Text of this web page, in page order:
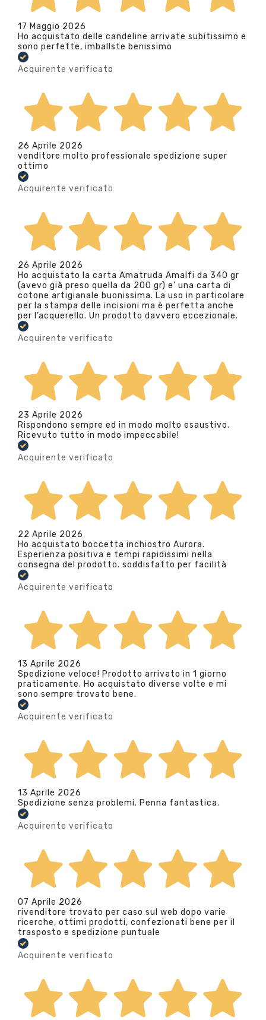
17 Maggio 2026
Ho acquistato delle candeline arrivate subitissimo e
sono perfette, imballste benissimo
Acquirente verificato
26 Aprile 2026
venditore molto professionale spedizione super
ottimo
Acquirente verificato
26 Aprile 2026
Ho acquistato la carta Amatruda Amalfi da 340 gr
(avevo già preso quella da 200 gr) e’ una carta di
cotone artigianale buonissima. La uso in particolare
per la stampa delle incisioni ma è perfetta anche
per l’acquerello. Un prodotto davvero eccezionale.
Acquirente verificato
23 Aprile 2026
Rispondono sempre ed in modo molto esaustivo.
Ricevuto tutto in modo impeccabile!
Acquirente verificato
22 Aprile 2026
Ho acquistato boccetta inchiostro Aurora.
Esperienza positiva e tempi rapidissimi nella
consegna del prodotto. soddisfatto per facilità
Acquirente verificato
13 Aprile 2026
Spedizione veloce! Prodotto arrivato in 1 giorno
praticamente. Ho acquistato diverse volte e mi
sono sempre trovato bene.
Acquirente verificato
13 Aprile 2026
Spedizione senza problemi. Penna fantastica.
Acquirente verificato
07 Aprile 2026
rivenditore trovato per caso sul web dopo varie
ricerche, ottimi prodotti, confezionati bene per il
trasposto e spedizione puntuale
Acquirente verificato